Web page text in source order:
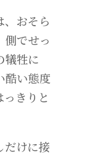
おそら
側でせっ
犠牲に
酷い態度
きりと
けに接